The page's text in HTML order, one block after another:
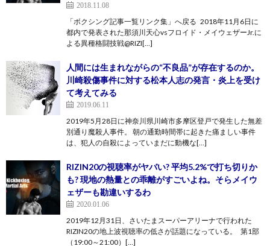
2018.11.08
「ボクシング記事一覧リンク集」へ戻る 2018年11月6日に
都内で発表された那須川天心vsフロイド・メイウェザーJr.に
よる異種格闘技戦@RIZI[…]
人間には生まれながらの“不良品”が存在するのか。
川崎殺傷事件に対する松本人志の発言・炎上を受け
て考えてみる
2019.06.11
2019年5月28日に神奈川県川崎市多摩区登戸で発生した無差
別通り魔殺人事件。 朝の通勤時間帯に起きた痛ましい事件
は、犯人の自殺によっていまだに動機な[…]
RIZIN20の視聴率がヤバい? 平均5.2%で打ち切りか
も? 現地の熱量との乖離がすごいよね。そらメイウ
ェザーも勘違いするわ
2020.01.06
2019年12月31日、さいたまスーパーアリーナで行われた
RIZIN20の地上波視聴率の低さが話題になっている。 第1部
（19:00～21:00）[…]